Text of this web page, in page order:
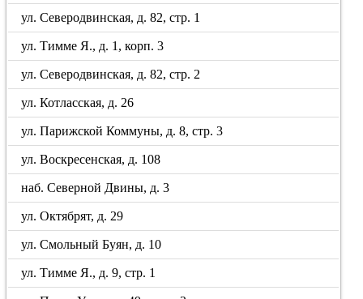
ул. Северодвинская, д. 82, стр. 1
ул. Тимме Я., д. 1, корп. 3
ул. Северодвинская, д. 82, стр. 2
ул. Котласская, д. 26
ул. Парижской Коммуны, д. 8, стр. 3
ул. Воскресенская, д. 108
наб. Северной Двины, д. 3
ул. Октябрят, д. 29
ул. Смольный Буян, д. 10
ул. Тимме Я., д. 9, стр. 1